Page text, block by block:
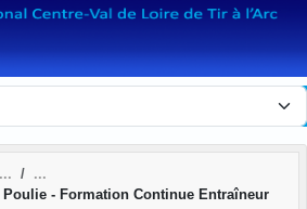
- Formation Continue Entraîneur
cookies